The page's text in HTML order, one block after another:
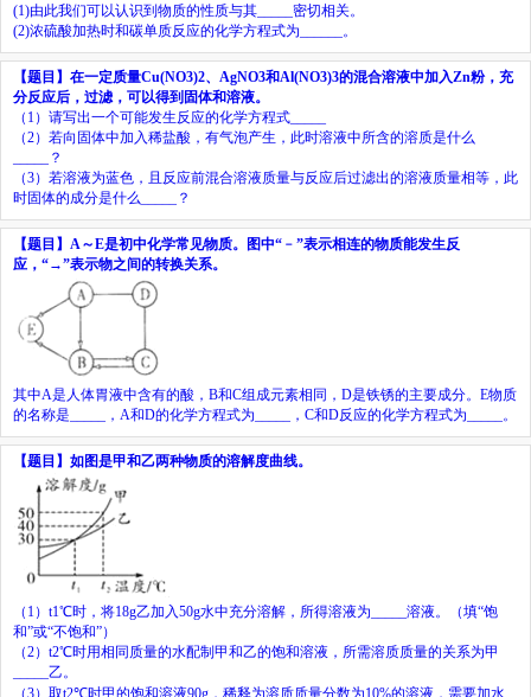
(1)由此我们可以认识到物质的性质与其
密切相关。
(2)浓硫酸加热时和碳单质反应的化学方程式为 。
【题目】 在一定质量Cu(NO3)2、 AgNO3和Al(NO3)3的混合溶液中加入 Zn粉，充
分反应后，过滤，可以得到固体和溶液。
（ 1 ）请写出一个可能发生反应的化学方程式
（2）若向固体中加入稀盐酸，有气泡产生，此时溶液中所含的溶质是什么
？
（3）若溶液为蓝色，且反应前混合溶液质量与反应后过滤出的溶液质量相等，此
时固体的成分是什么
？
【题目】 A ～E是初中化学常见物质。图中“﹣”表示相连的物质能发生反
应，“→”表示物之间的转换关系。
其中A是人体胃液中含有的酸， B和C组成元素相同， D是铁锈的主要成分。 E物质
的名称是
， A和D的化学方程式为 ， C和D反应的化学方程式为 。
【题目】 如图是甲和乙两种物质的溶解度曲线。
（ 1 ） t1℃时，将18g乙加入 50g水中充分溶解，所得溶液为
溶液。（填“饱
和”或“不饱和”）
（2） t2℃时用相同质量的水配制甲和乙的饱和溶液，所需溶质质量的关系为甲
乙。
（3）取t2℃时甲的饱和溶液90g ，稀释为溶质质量分数为10%的溶液，需要加水